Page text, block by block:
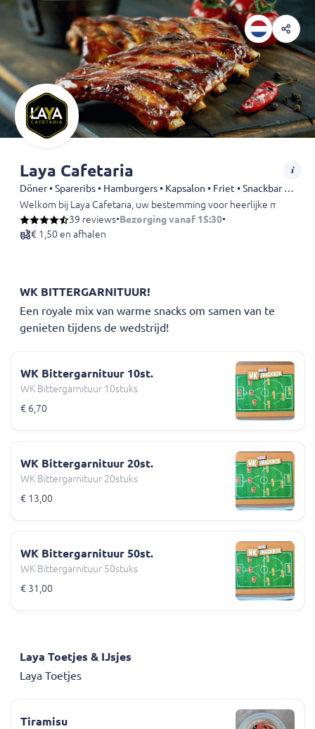
Laya Cafetaria
Döner • Spareribs • Hamburgers • Kapsalon • Friet • Snackbar • Snacks • Shoarma • Kebab • Kip • Falafel • Dürüm
Welkom bij Laya Cafetaria, uw bestemming voor heerlijke
39 reviews•Bezorging vanaf 15:30•
€ 1,50 en afhalen
WK BITTERGARNITUUR!
Een royale mix van warme snacks om samen van te
genieten tijdens de wedstrijd!
WK Bittergarnituur 10st.
WK Bittergarnituur 10stuks
€ 6,70
WK Bittergarnituur 20st.
WK Bittergarnituur 20stuks
€ 13,00
WK Bittergarnituur 50st.
WK Bittergarnituur 50stuks
€ 31,00
Laya Toetjes & IJsjes
Laya Toetjes
Tiramisu